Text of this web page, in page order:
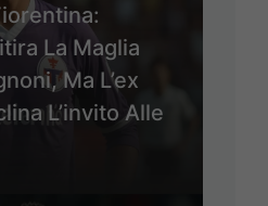
La Maglia
Ma L’ex
L’invito Alle